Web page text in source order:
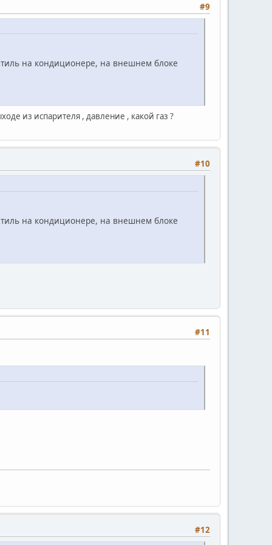
#9
на кондиционере, на внешнем блоке
из испарителя , давление , какой газ ?
#10
на кондиционере, на внешнем блоке
#11
#12